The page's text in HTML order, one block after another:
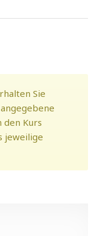
Sie
den Kurs
jeweilige